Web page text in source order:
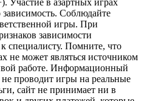
Участие в азартных играх
Соблюдайте
игры. При
зависимости
специалисту. Помните, что
не может являться источником
работе. Информационный
не проводит игры на реальные
сайт не принимает ни в